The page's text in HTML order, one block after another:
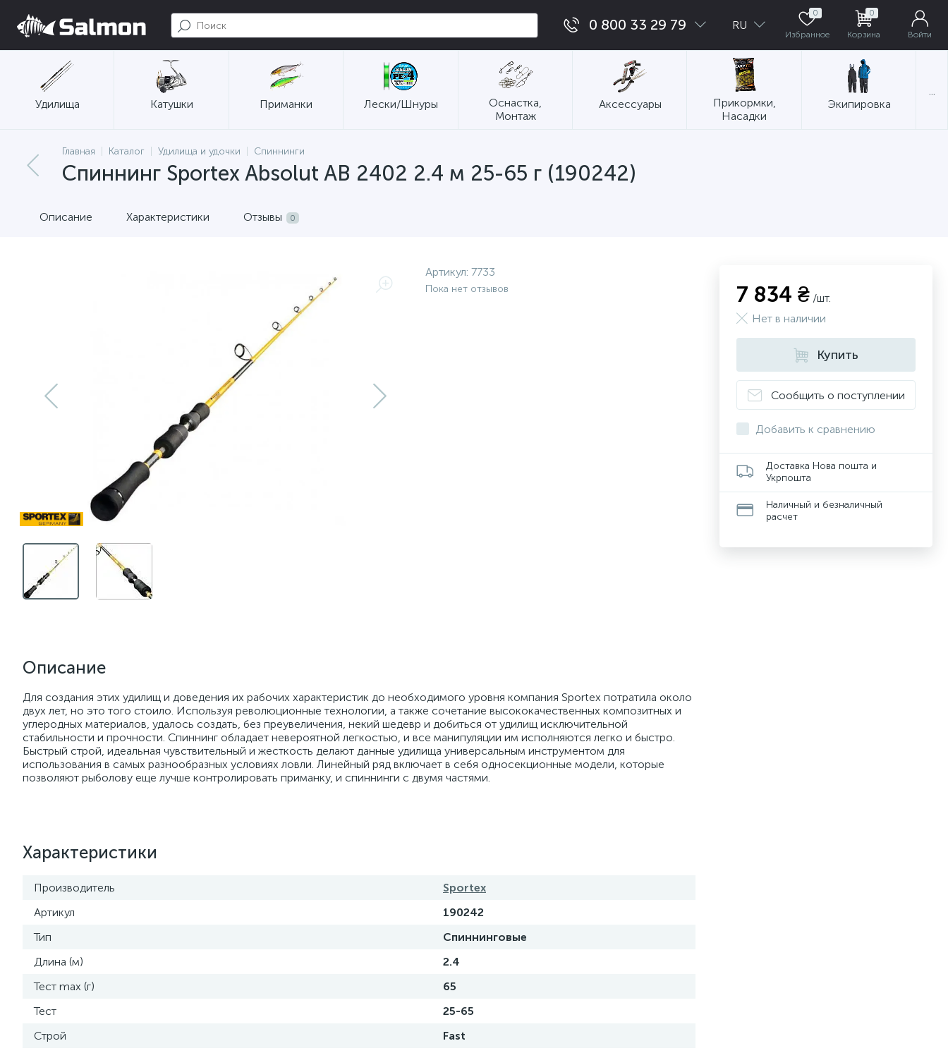
0 800 33 29 79 RU
0
Избранное
0
Корзина Войти
Удилища Катушки Приманки Лески/Шнуры
Оснастка,
Монтаж
Аксессуары
Прикормки,
Насадки
Экипировка
Главная Каталог Удилища и удочки Спиннинги
Спиннинг Sportex Absolut AB 2402 2.4 м 25-65 г (190242)
Описание Характеристики Отзывы 0
Артикул: 7733
Пока нет отзывов
Описание
Для создания этих удилищ и доведения их рабочих характеристик до необходимого уровня компания Sportex потратила около
двух лет, но это того стоило. Используя революционные технологии, а также сочетание высококачественных композитных и
углеродных материалов, удалось создать, без преувеличения, некий шедевр и добиться от удилищ исключительной
стабильности и прочности. Спиннинг обладает невероятной легкостью, и все манипуляции им исполняются легко и быстро.
Быстрый строй, идеальная чувствительный и жесткость делают данные удилища универсальным инструментом для
использования в самых разнообразных условиях ловли. Линейный ряд включает в себя односекционные модели, которые
позволяют рыболову еще лучше контролировать приманку, и спиннинги с двумя частями.
Характеристики
Производитель
Sportex
Артикул
190242
Тип
Спиннинговые
Длина (м)
2.4
Тест max (г)
65
Тест
25-65
Строй
Fast
7 834 ₴ /шт.
Нет в наличии
Купить
Сообщить о поступлении
Добавить к сравнению
Доставка Нова пошта и
Укрпошта
Наличный и безналичный
расчет